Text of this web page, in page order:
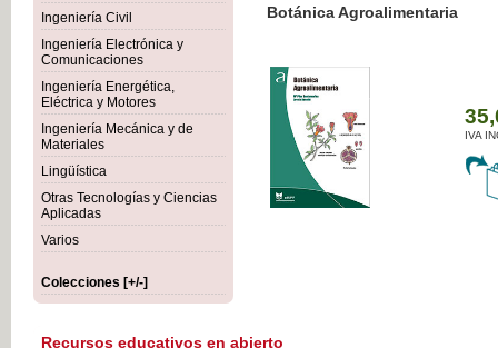
Ingeniería Civil
Ingeniería Electrónica y
Comunicaciones
Ingeniería Energética,
Eléctrica y Motores
Ingeniería Mecánica y de
Materiales
Lingüística
Otras Tecnologías y Ciencias
Aplicadas
Varios
Colecciones [+/-]
Botánica Agroalimentaria
IVA
Recursos educativos en abierto